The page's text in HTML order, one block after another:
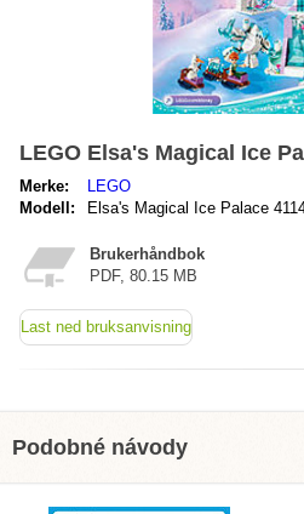
LEGO Elsa's Magical Ice
Merke:
LEGO
Modell:
Elsa's Magical Ice Palace
Brukerhåndbok
PDF, 80.15 MB
Last ned bruksanvisning
Podobné návody